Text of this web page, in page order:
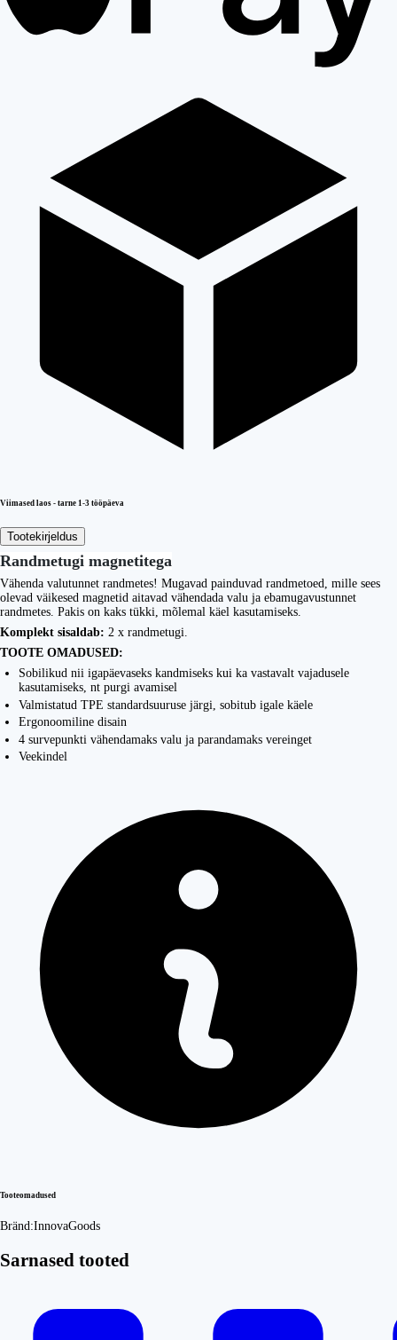
Viimased laos - tarne 1-3 tööpäeva
Tootekirjeldus
Randmetugi magnetitega
Vähenda valutunnet randmetes! Mugavad painduvad randmetoed, mille sees
olevad väikesed magnetid aitavad vähendada valu ja ebamugavustunnet
randmetes. Pakis on kaks tükki, mõlemal käel kasutamiseks.
Komplekt sisaldab: 2 x randmetugi.
TOOTE OMADUSED:
Sobilikud nii igapäevaseks kandmiseks kui ka vastavalt vajadusele
kasutamiseks, nt purgi avamisel
Valmistatud TPE standardsuuruse järgi, sobitub igale käele
Ergonoomiline disain
4 survepunkti vähendamaks valu ja parandamaks vereinget
Veekindel
Tooteomadused
Bränd:InnovaGoods
Sarnased tooted